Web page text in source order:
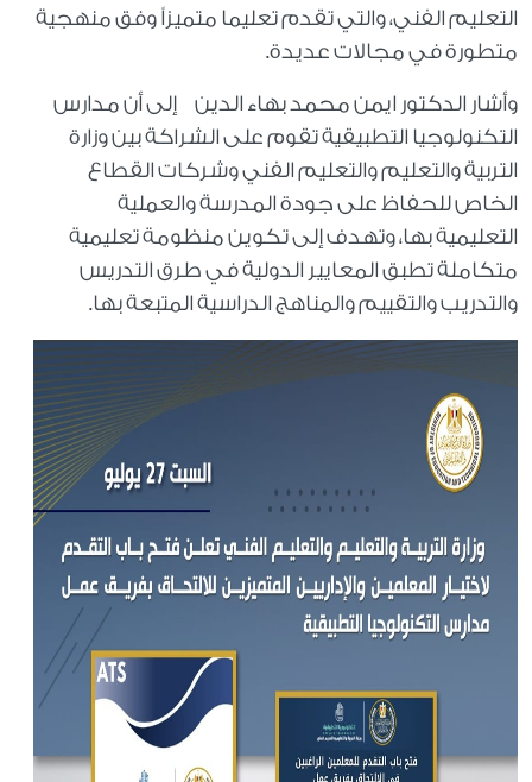
التعليم الفني، والتي تقدم تعليما متميزاً وفق منهجية
متطورة في مجالات عديدة.
وأشار الدكتور ايمن محمد بهاء الدين إلى أن مدارس
التكنولوجيا التطبيقية تقوم على الشراكة بين وزارة
التربية والتعليم والتعليم الفني وشركات القطاع
الخاص للحفاظ على جودة المدرسة والعملية
التعليمية بها، وتهدف إلى تكوين منظومة تعليمية
متكاملة تطبق المعايير الدولية في طرق التدريس
والتدريب والتقييم والمناهج الدراسية المتبعة بها.